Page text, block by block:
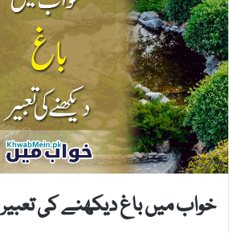
خواب میں باغ دیکھنے کی تعبیر